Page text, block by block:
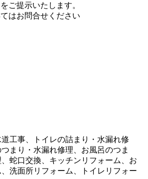
ご提示いたします。
はお問合せください
工事、トイレの詰まり・水漏れ修
まり・水漏れ修理、お風呂のつま
蛇口交換、キッチンリフォーム、お
洗面所リフォーム、トイレリフォー